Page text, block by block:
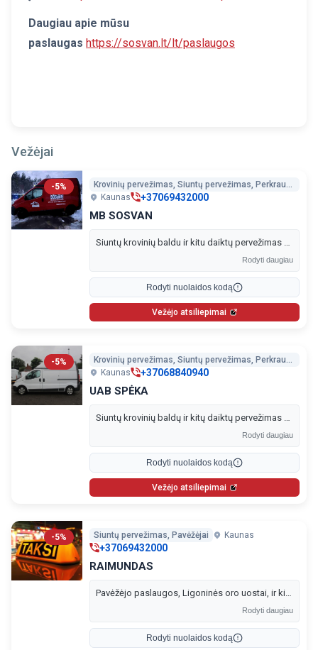
Daugiau apie mūsu
paslaugas https://sosvan.lt/lt/paslaugos
Vežėjai
-5%
Krovinių pervežimas, Siuntų pervežimas, Perkraustymo paslaugos, Šiukšlių išvežimas
Kaunas
+37069432000
MB SOSVAN
Siuntų krovinių baldu ir kitu daiktų pervežimas Kaune ir Lietuvoje.
Rodyti daugiau
Rodyti nuolaidos kodą
Vežėjo atsiliepimai
-5%
Krovinių pervežimas, Siuntų pervežimas, Perkraustymo paslaugos, Vežėjai į Lenkiją
Kaunas
+37068840940
UAB SPĖKA
Siuntų krovinių baldų ir kitų daiktų pervežimas Kaune Lietuvoje Lenkijoje.
Rodyti daugiau
Rodyti nuolaidos kodą
Vežėjo atsiliepimai
-5% Siuntų pervežimas, Pavėžėjai Kaunas
+37069432000
RAIMUNDAS
Pavėžėjo paslaugos, Ligoninės oro uostai, ir kiti pervežimai Kauno mieste ir rajone.
Rodyti daugiau
Rodyti nuolaidos kodą